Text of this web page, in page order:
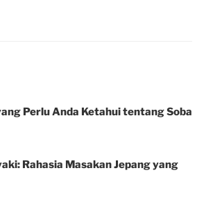
Perlu Anda Ketahui tentang Soba
Rahasia Masakan Jepang yang